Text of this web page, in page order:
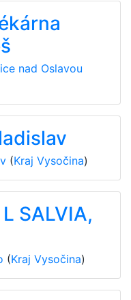
nad Oslavou
(Kraj Vysočina)
SALVIA,
(Kraj Vysočina)